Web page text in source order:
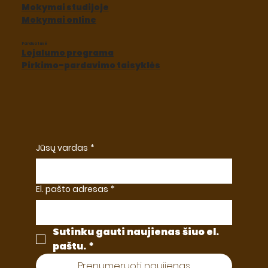
Parduotuvė
Lojalumo programa
Pirkimo-pardavimo taisyklės
Mokymai studijoje
Mokymai online
Jūsų vardas *
El. pašto adresas *
Sutinku gauti naujienas šiuo el.
paštu. *